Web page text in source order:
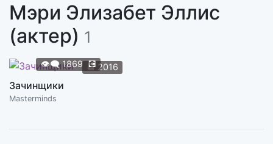
Мэри Элизабет Эллис
(актер) 1
📆2016
👁️‍🗨️1869 💽
Зачинщики
Masterminds